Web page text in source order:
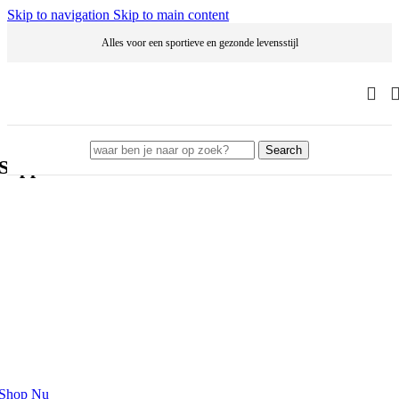
Skip to navigation Skip to main content
Alles voor een sportieve en gezonde levensstijl
Search
en Gezondheid - Bardolino.nl
Nu